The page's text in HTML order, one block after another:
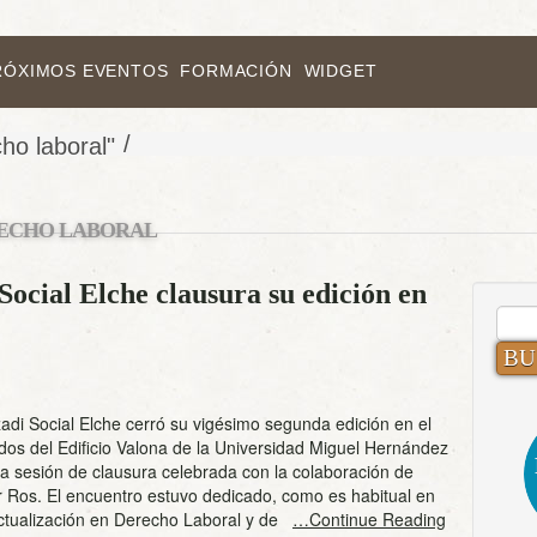
EVENTOS FORMACIÓN WIDGET
/
laboral"
LABORAL
Elche clausura su edición en
Social Elche cerró su vigésimo segunda edición en el
del Edificio Valona de la Universidad Miguel Hernández
sesión de clausura celebrada con la colaboración de
Ros. El encuentro estuvo dedicado, como es habitual en
en Derecho Laboral y de …Continue Reading